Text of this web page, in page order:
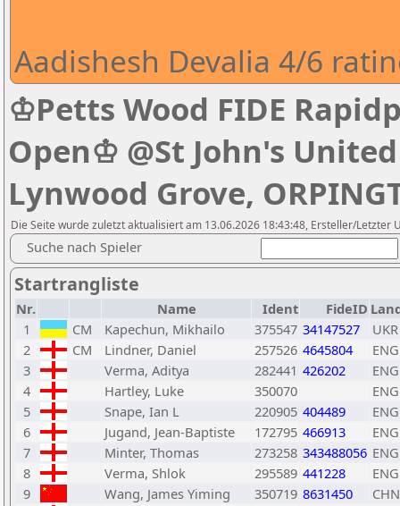
Aadishesh Devalia 4/6
♔Petts Wood FIDE
Open♔ @St John's
Lynwood Grove,
Die Seite wurde zuletzt aktualisiert am 13.06.2026 18:43:48, Ersteller/Letzter
Suche nach Spieler
Startrangliste
Nr. Name Ident FideID
1
CM Kapechun, Mikhailo 375547 34147527
UKR
2
CM Lindner, Daniel 257526 4645804
ENG
3
Verma, Aditya 282441 426202
ENG
4
Hartley, Luke 350070
ENG
5
Snape, Ian L 220905 404489
ENG
6
Jugand, Jean-Baptiste 172795 466913
ENG
7
Minter, Thomas 273258 343488056 ENG
8
Verma, Shlok 295589 441228
ENG
9
Wang, James Yiming 350719 8631450
CHN